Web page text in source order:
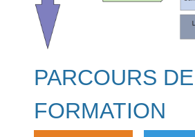
PARCOURS DE
FORMATION